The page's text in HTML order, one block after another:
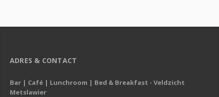
ADRES & CONTACT
Bar | Café | Lunchroom | Bed & Breakfast - Veldzicht
Metslawier